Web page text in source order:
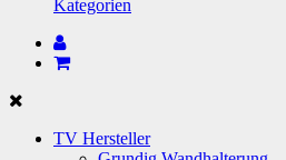
Kategorien
TV Hersteller